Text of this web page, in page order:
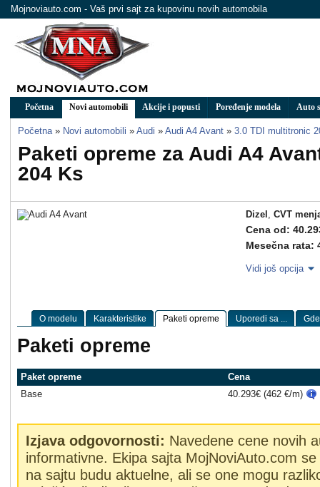
Mojnoviauto.com - Vaš prvi sajt za kupovinu novih automobila
Početna Novi automobili Akcije i popusti Poređenje modela Auto
Početna » Novi automobili » Audi » Audi A4 Avant » 3.0 TDI multitronic
Paketi opreme za Audi A4
204 Ks
Dizel , CVT
Cena od:
Mesečna rata:
Vidi još opcija
O modelu Karakteristike Paketi opreme Uporedi sa ...
Paketi opreme
Paket opreme
Cena
Base
40.293€ (462 €/m)
Izjava odgovornosti: Navedene cene novih
informativne. Ekipa sajta MojNoviAuto.com
na sajtu budu aktuelne, ali se one mogu